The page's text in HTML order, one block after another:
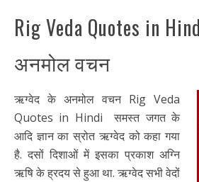
Rig Veda Quotes in
अनमोल वचन
ऋग्वेद के अनमोल वचन Rig Veda
Quotes in Hindi समस्त जगत के
आदि ज्ञान का स्रोत ऋग्वेद को कहा गया
है. दसों दिशाओं में इसका प्रकाश अग्नि
ऋषि के ह्रदय से हुआ था. ऋग्वेद सभी वेदों